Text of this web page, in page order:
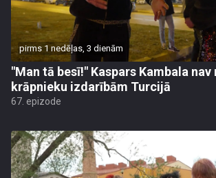
pirms 1 nedēļas, 3 dienām
"Man tā besī!" Kaspars Kambala nav
krāpnieku izdarībām Turcijā
67. epizode